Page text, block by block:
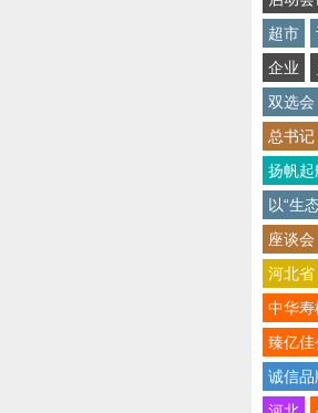
超市
企业
双选会
总书记
扬帆起
以“生
座谈会
河北省
中华寿
臻亿佳
诚信品